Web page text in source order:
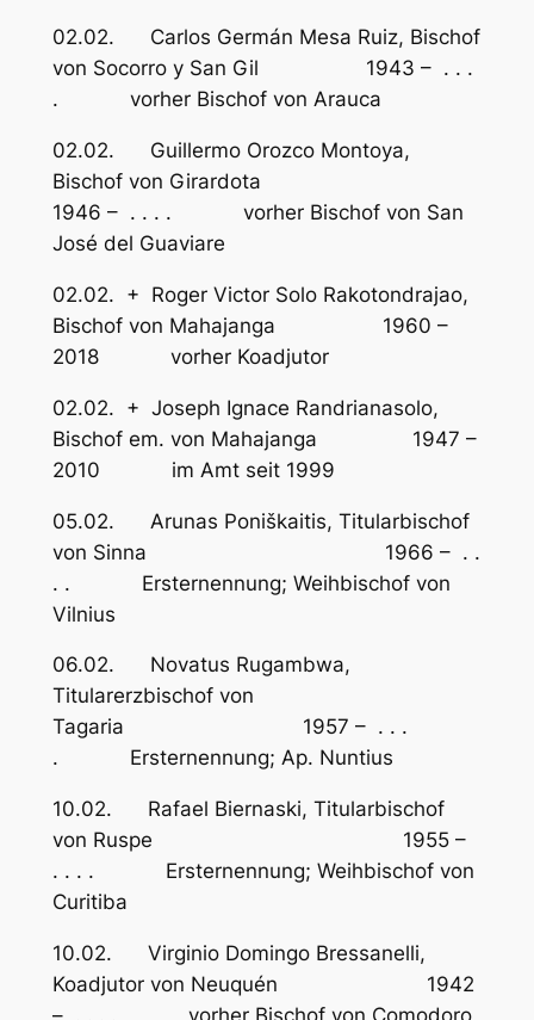
02.02. Carlos Germán Mesa Ruiz, Bischof
von Socorro y San Gil 1943 – . . .
. vorher Bischof von Arauca
02.02. Guillermo Orozco Montoya,
Bischof von Girardota
1946 – . . . . vorher Bischof von San
José del Guaviare
02.02. + Roger Victor Solo Rakotondrajao,
Bischof von Mahajanga 1960 –
2018 vorher Koadjutor
02.02. + Joseph Ignace Randrianasolo,
Bischof em. von Mahajanga 1947 –
2010 im Amt seit 1999
05.02. Arunas Poniškaitis, Titularbischof
von Sinna 1966 – . .
. . Ersternennung; Weihbischof von
Vilnius
06.02. Novatus Rugambwa,
Titularerzbischof von
Tagaria 1957 – . . .
. Ersternennung; Ap. Nuntius
10.02. Rafael Biernaski, Titularbischof
von Ruspe 1955 –
. . . . Ersternennung; Weihbischof von
Curitiba
10.02. Virginio Domingo Bressanelli,
Koadjutor von Neuquén 1942